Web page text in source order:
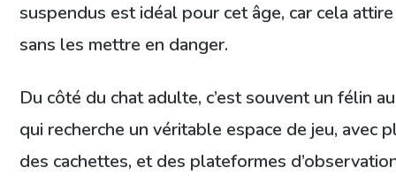
suspendus est idéal pour cet âge, car cela
sans les mettre en danger.
Du côté du chat adulte, c’est souvent un félin
qui recherche un véritable espace de jeu, avec
des cachettes, et des plateformes